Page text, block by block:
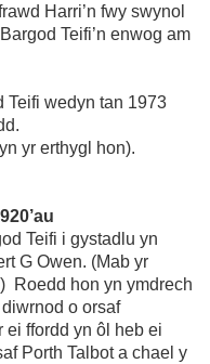
Harri’n fwy swynol
Teifi’n enwog am
Teifi wedyn tan 1973
yr erthygl hon).
Teifi i gystadlu yn
G Owen. (Mab yr
Roedd hon yn ymdrech
o orsaf
ei ffordd yn ôl heb ei
Porth Talbot a chael y